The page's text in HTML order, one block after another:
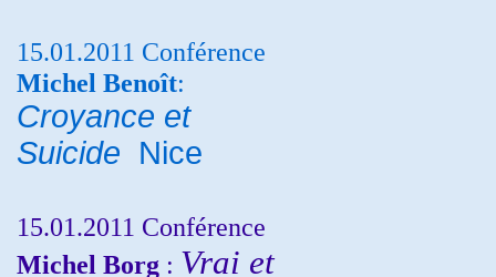
15.01.2011 Conférence
Michel Benoît:
Croyance et
Suicide Nice
15.01.2011 Conférence
Michel Borg : Vrai et